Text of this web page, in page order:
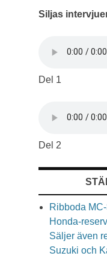
Siljas
Del 1
Del 2
Ribboda
Honda-
Säljer även
Suzuki och